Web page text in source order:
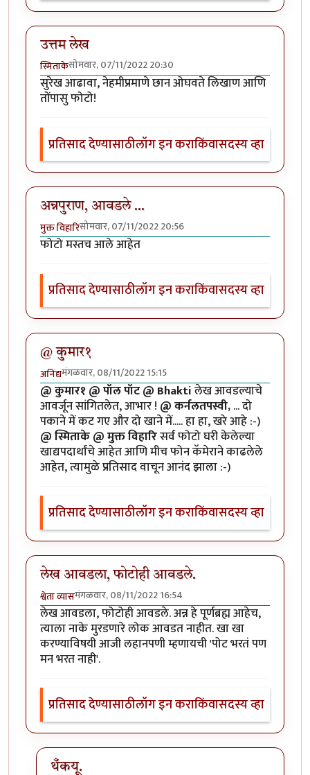
उत्तम लेख
स्मिताकेसोमवार, 07/11/2022 20:30
सुरेख आढावा, नेहमीप्रमाणे छान ओघवते लिखाण आणि
तोंपासु फोटो!
प्रतिसाद देण्यासाठीलॉग इन कराकिंवासदस्य व्हा
अन्नपुराण, आवडले ...
मुक्त विहारिसोमवार, 07/11/2022 20:56
फोटो मस्तच आले आहेत
प्रतिसाद देण्यासाठीलॉग इन कराकिंवासदस्य व्हा
@ कुमार१
अनिंद्यमंगळवार, 08/11/2022 15:15
@ कुमार१ @ पॉल पॉट @ Bhaktiलेख आवडल्याचे
आवर्जून सांगितलेत, आभार ! @ कर्नलतपस्वी,... दो
पकाने में कट गए और दो खाने में..... हा हा, खरे आहे :-)
@ स्मिताके @ मुक्त विहारिसर्व फोटो घरी केलेल्या
खाद्यपदार्थांचे आहेत आणि मीच फोन कॅमेराने काढलेले
आहेत, त्यामुळे प्रतिसाद वाचून आनंद झाला :-)
प्रतिसाद देण्यासाठीलॉग इन कराकिंवासदस्य व्हा
लेख आवडला, फोटोही आवडले.
श्वेता व्यासमंगळवार, 08/11/2022 16:54
लेख आवडला, फोटोही आवडले. अन्न हे पूर्णब्रह्म आहेच,
त्याला नाके मुरडणारे लोक आवडत नाहीत. खा खा
करण्याविषयी आजी लहानपणी म्हणायची 'पोट भरतं पण
मन भरत नाही'.
प्रतिसाद देण्यासाठीलॉग इन कराकिंवासदस्य व्हा
थँकयू.